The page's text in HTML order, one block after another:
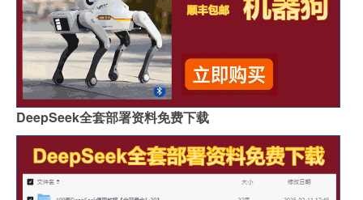
DeepSeek全套部署资料免费下载